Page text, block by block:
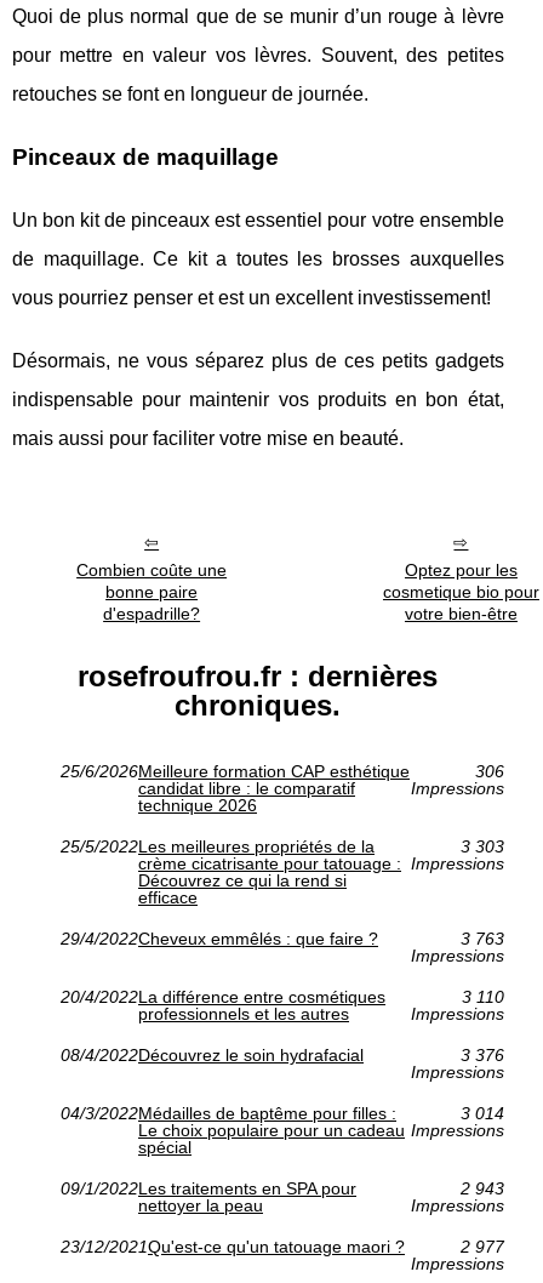
Quoi de plus normal que de se munir d’un rouge à lèvre
pour mettre en valeur vos lèvres. Souvent, des petites
retouches se font en longueur de journée.
Pinceaux de maquillage
Un bon kit de pinceaux est essentiel pour votre ensemble
de maquillage. Ce kit a toutes les brosses auxquelles
vous pourriez penser et est un excellent investissement!
Désormais, ne vous séparez plus de ces petits gadgets
indispensable pour maintenir vos produits en bon état,
mais aussi pour faciliter votre mise en beauté.
Combien coûte une
bonne paire
d'espadrille?
Optez pour les
cosmetique bio pour
votre bien-être
rosefroufrou.fr : dernières
chroniques.
25/6/2026Meilleure formation CAP esthétique
candidat libre : le comparatif
technique 2026
306
Impressions
25/5/2022Les meilleures propriétés de la
crème cicatrisante pour tatouage :
Découvrez ce qui la rend si
efficace
3 303
Impressions
29/4/2022Cheveux emmêlés : que faire ?
3 763
Impressions
20/4/2022La différence entre cosmétiques
professionnels et les autres
3 110
Impressions
08/4/2022Découvrez le soin hydrafacial
3 376
Impressions
04/3/2022Médailles de baptême pour filles :
Le choix populaire pour un cadeau
spécial
3 014
Impressions
09/1/2022Les traitements en SPA pour
nettoyer la peau
2 943
Impressions
23/12/2021Qu'est-ce qu'un tatouage maori ?
2 977
Impressions